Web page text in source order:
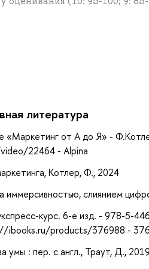
литература
«Маркетинг от А до Я» -
22464 - Alpina
Котлер, Ф., 2024
слиянием
курс. 6-е изд. - 978-5-
ibooks.ru/products/376988 -
умы : пер. с англ., Траут, Д., 2019